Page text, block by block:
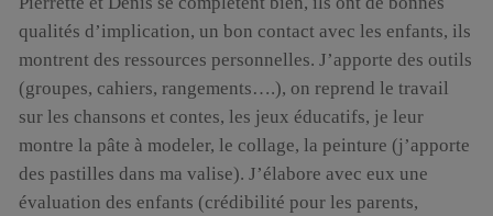
qualités d’implication, un bon contact avec les enfants, ils
montrent des ressources personnelles. J’apporte des outils
(groupes, cahiers, rangements….), on reprend le travail
sur les chansons et contes, les jeux éducatifs, je leur
montre la pâte à modeler, le collage, la peinture (j’apporte
des pastilles dans ma valise). J’élabore avec eux une
évaluation des enfants (crédibilité pour les parents,